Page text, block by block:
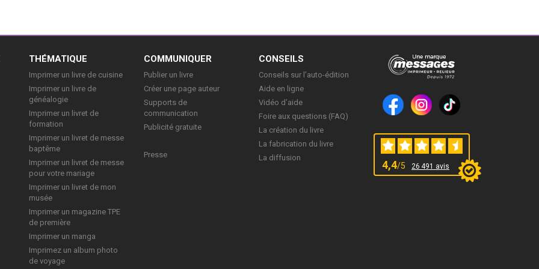
THÉMATIQUE
Imprimer un livre de cuisine
Imprimer un livre de
généalogie
Imprimer un livret de
formation
Imprimer un livret de messe
baptême
Imprimer un livret de messe
pour votre mariage
Imprimer un livret de mon
musée
Imprimer un magazine TPE
de première
Imprimer un manga
Imprimez un album photo
de voyage
COMMUNIQUER
Publier un livre
Créer une page auteur
Supports de
communication
Publicité gratuite
Presse
CONSEILS
Conseils sur l’auto-édition
Aide en ligne
Vidéo d’aide
Foire aux questions (FAQ)
La création du livre
La fabrication du livre
La diffusion
4,4/5 26 491 avis